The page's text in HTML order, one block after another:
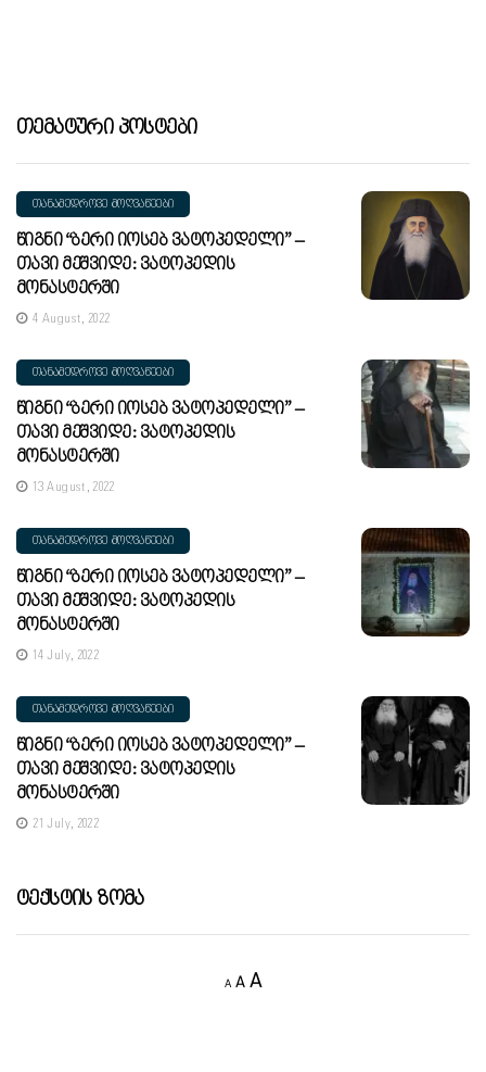
Თემატური Პოსტები
ᲗᲐᲜᲐᲛᲔᲓᲠᲝᲕᲔ ᲛᲝᲦᲕᲐᲬᲔᲔᲑᲘ
Წიგნი “ბერი Იოსებ Ვატოპედელი” –
Თავი Მეშვიდე: Ვატოპედის
Მონასტერში
4 August, 2022
ᲗᲐᲜᲐᲛᲔᲓᲠᲝᲕᲔ ᲛᲝᲦᲕᲐᲬᲔᲔᲑᲘ
Წიგნი “ბერი Იოსებ Ვატოპედელი” –
Თავი Მეშვიდე: Ვატოპედის
Მონასტერში
13 August, 2022
ᲗᲐᲜᲐᲛᲔᲓᲠᲝᲕᲔ ᲛᲝᲦᲕᲐᲬᲔᲔᲑᲘ
Წიგნი “ბერი Იოსებ Ვატოპედელი” –
Თავი Მეშვიდე: Ვატოპედის
Მონასტერში
14 July, 2022
ᲗᲐᲜᲐᲛᲔᲓᲠᲝᲕᲔ ᲛᲝᲦᲕᲐᲬᲔᲔᲑᲘ
Წიგნი “ბერი Იოსებ Ვატოპედელი” –
Თავი Მეშვიდე: Ვატოპედის
Მონასტერში
21 July, 2022
Ტექსტის Ზომა
A
Decrease
A Reset
AIncrease